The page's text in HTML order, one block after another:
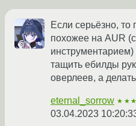
Если серьёзно, то
похожее на AUR
тащить ебилды
оверлеев, а
eternal_sorrow
03.04.2023